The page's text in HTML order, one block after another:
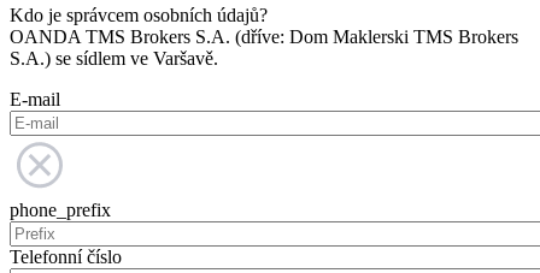
Kdo je správcem osobních údajů?
OANDA TMS Brokers S.A. (dříve: Dom Maklerski TMS Brokers
S.A.) se sídlem ve Varšavě.
E-mail
phone_prefix
Telefonní číslo